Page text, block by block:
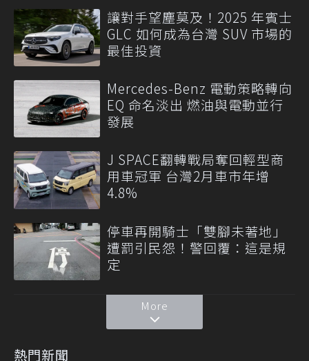
讓對手望塵莫及！2025 年賓士
GLC 如何成為台灣 SUV 市場的
最佳投資
Mercedes-Benz 電動策略轉向
EQ 命名淡出 燃油與電動並行
發展
J SPACE翻轉戰局奪回輕型商
用車冠軍 台灣2月車市年增
4.8%
停車再開騎士「雙腳未著地」
遭罰引民怨！警回覆：這是規
定
More
熱門新聞